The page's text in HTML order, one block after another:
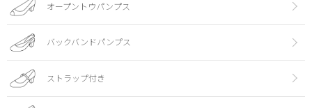
オープントウパンプス
バックバンドパンプス
ストラップ付き